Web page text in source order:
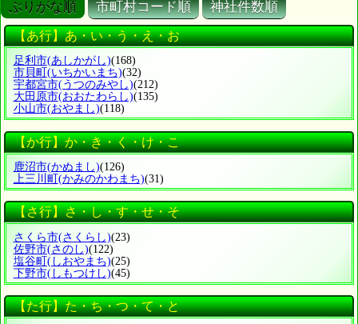
ぶりがな順 市町村コード順 神社件数順
【あ行】あ・い・う・え・お
足利市(あしかがし)(168)
市貝町 (いちかいまち)(32)
宇都宮市(うつのみやし)(212)
大田原市(おおたわらし)(135)
小山市(おやまし)(118)
【か行】か・き・く・け・こ
鹿沼市(かぬまし)(126)
上三川町 (かみのかわまち)(31)
【さ行】さ・し・す・せ・そ
さくら市(さくらし)(23)
佐野市(さのし)(122)
塩谷町 (しおやまち)(25)
下野市(しもつけし)(45)
【た行】た・ち・つ・て・と